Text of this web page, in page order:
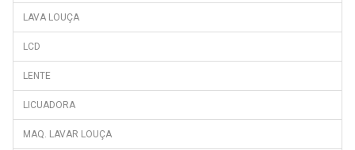
LAVA LOUÇA
LCD
LENTE
LICUADORA
MAQ. LAVAR LOUÇA